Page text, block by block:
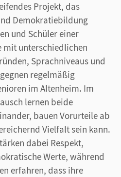
Projekt, das
Demokratiebildung
und Schüler einer
mit unterschiedlichen
Sprachniveaus und
regelmäßig
im Altenheim. Im
lernen beide
bauen Vorurteile ab
Vielfalt sein kann.
dabei Respekt,
Werte, während
erfahren, dass ihre